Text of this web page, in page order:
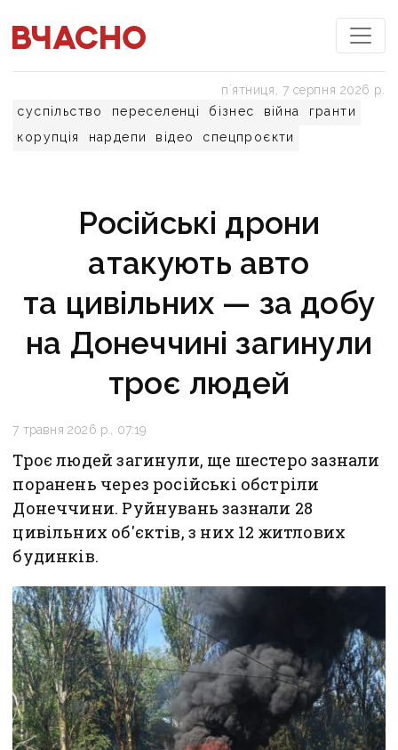
суспільство переселенці бізнес війна
гранти
корупція
нардепи відео спецпроєкти
пʼятниця, 7 серпня 2026 р.
Російські дрони
атакують авто
та цивільних — за добу
на Донеччині загинули
троє людей
7 травня 2026 р., 07:19
Троє людей загинули, ще шестеро зазнали
поранень через російські обстріли
Донеччини. Руйнувань зазнали 28
цивільних об'єктів, з них 12 житлових
будинків.